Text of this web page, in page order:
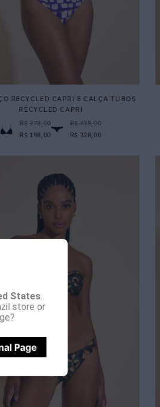
States.
store or
Page
RECYCLED CAPRI E CALÇA TUBOS
RECYCLED CAPRI
R$ 378,00
R$ 198,00
R$ 438,00
R$ 328,00